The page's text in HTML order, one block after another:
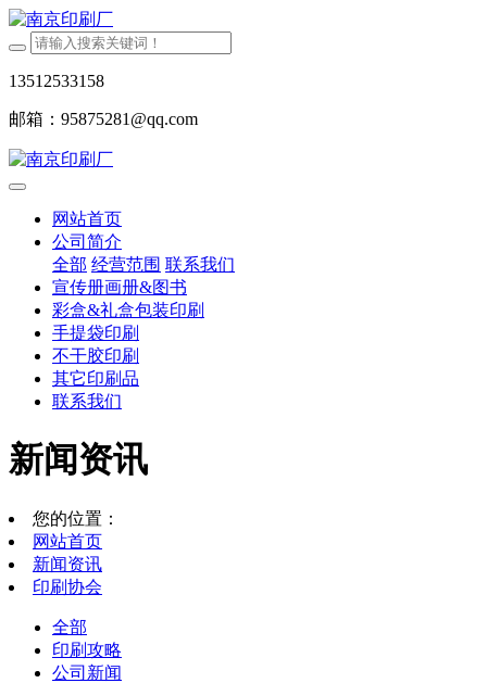
13512533158
邮箱：95875281@qq.com
网站首页
公司简介
全部 经营范围 联系我们
宣传册画册&图书
彩盒&礼盒包装印刷
手提袋印刷
不干胶印刷
其它印刷品
联系我们
新闻资讯
您的位置：
网站首页
新闻资讯
印刷协会
全部
印刷攻略
公司新闻